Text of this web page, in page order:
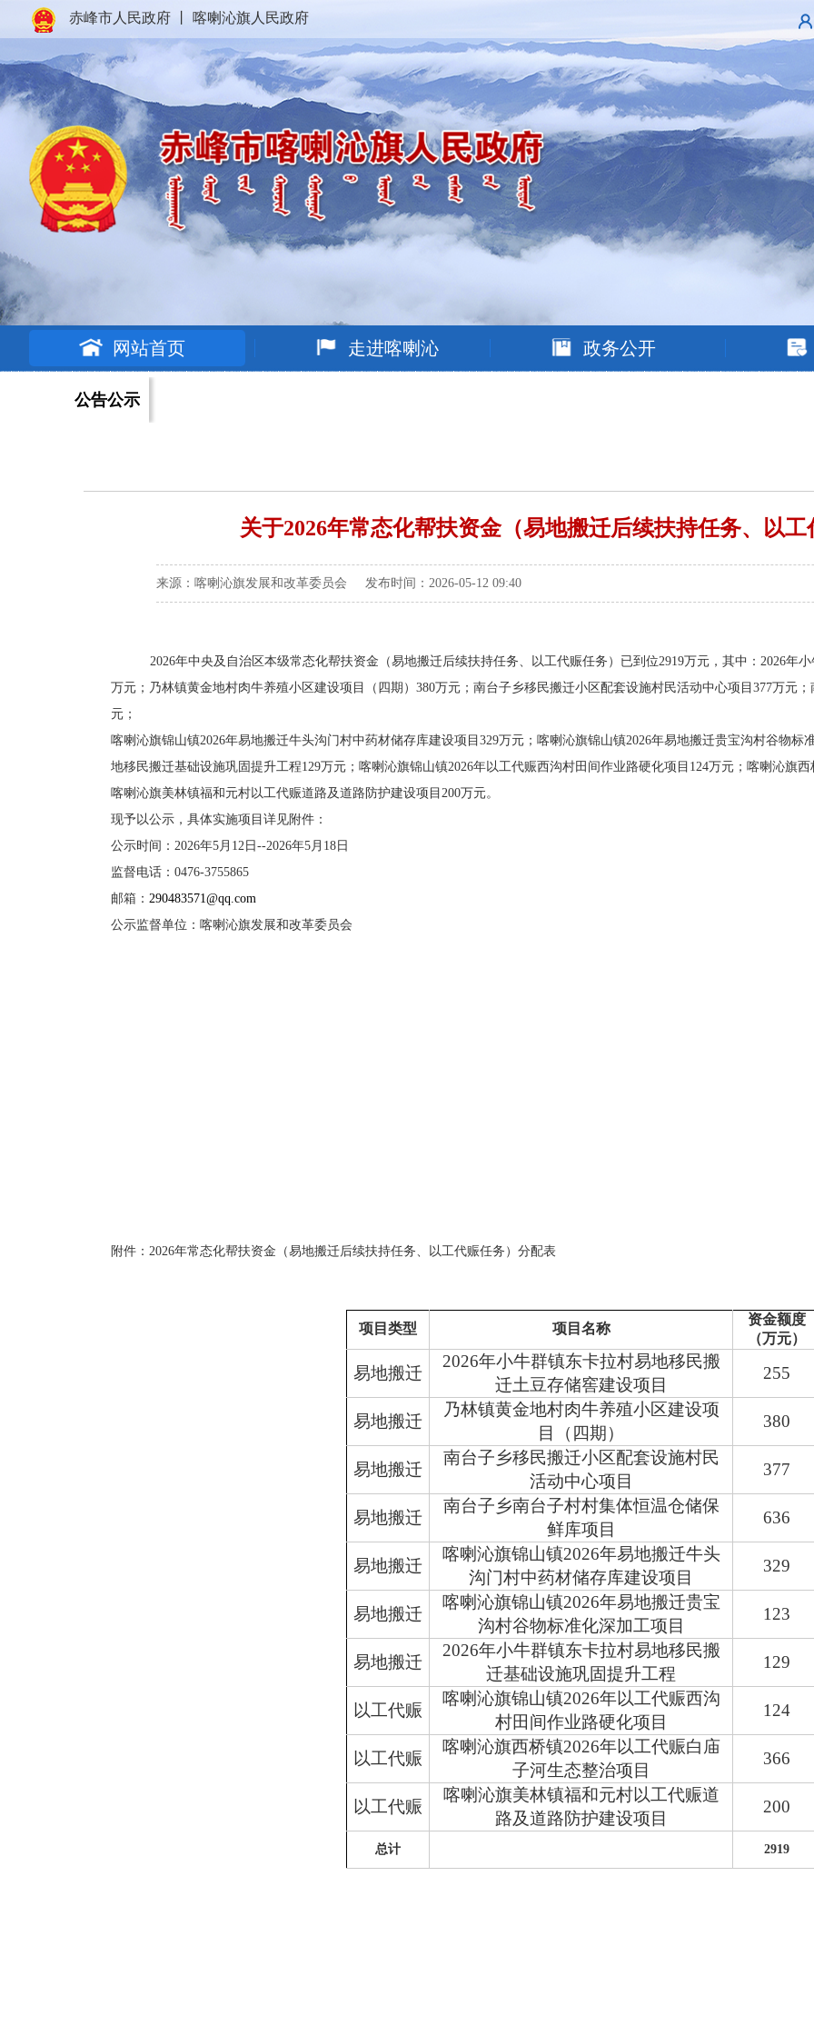
赤峰市人民政府 喀喇沁旗人民政府
网站首页 走进喀喇沁 政务公开
公告公示
关于2026年常态化帮扶资金（易地搬迁后续扶持任务、以
来源：喀喇沁旗发展和改革委员会 发布时间：2026-05-12 09:40
2026年中央及自治区本级常态化帮扶资金（易地搬迁后续扶持任务、以工代赈任务）已到位2919万元，其中：2026年
万元；乃林镇黄金地村肉牛养殖小区建设项目（四期）380万元；南台子乡移民搬迁小区配套设施村民活动中心项目377万元
元；
喀喇沁旗锦山镇2026年易地搬迁牛头沟门村中药材储存库建设项目329万元；喀喇沁旗锦山镇2026年易地搬迁贵宝沟村谷物标
地移民搬迁基础设施巩固提升工程129万元；喀喇沁旗锦山镇2026年以工代赈西沟村田间作业路硬化项目124万元；喀喇沁旗
喀喇沁旗美林镇福和元村以工代赈道路及道路防护建设项目200万元。
现予以公示，具体实施项目详见附件：
公示时间：2026年5月12日--2026年5月18日
监督电话：0476-3755865
邮箱： 290483571@qq.com
公示监督单位：喀喇沁旗发展和改革委员会
附件：2026年常态化帮扶资金（易地搬迁后续扶持任务、以工代赈任务）分配表
项目类型 项目名称
资金额度
（万元）
易地搬迁
2026年小牛群镇东卡拉村易地移民搬
迁土豆存储窖建设项目
255
易地搬迁
乃林镇黄金地村肉牛养殖小区建设项
目（四期）
380
易地搬迁
南台子乡移民搬迁小区配套设施村民
活动中心项目
377
易地搬迁
南台子乡南台子村村集体恒温仓储保
鲜库项目
636
易地搬迁
喀喇沁旗锦山镇2026年易地搬迁牛头
沟门村中药材储存库建设项目
329
易地搬迁
喀喇沁旗锦山镇2026年易地搬迁贵宝
沟村谷物标准化深加工项目
123
易地搬迁
2026年小牛群镇东卡拉村易地移民搬
迁基础设施巩固提升工程
129
以工代赈
喀喇沁旗锦山镇2026年以工代赈西沟
村田间作业路硬化项目
124
以工代赈
喀喇沁旗西桥镇2026年以工代赈白庙
子河生态整治项目
366
以工代赈
喀喇沁旗美林镇福和元村以工代赈道
路及道路防护建设项目
200
总计 2919